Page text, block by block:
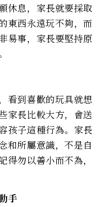
休息，家長就要採取
東西永遠玩不夠，而
易事，家長要堅持原
看到喜歡的玩具就想
家長比較大方，會送
孩子這種行為。家長
所屬意識，不是自
得勿以善小而不為，
手